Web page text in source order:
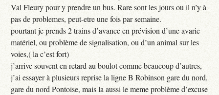
Val Fleury pour y prendre un bus. Rare sont les jours ou il n’y à
pas de problemes, peut-etre une fois par semaine.
pourtant je prends 2 trains d’avance en prévision d’une avarie
matériel, ou problème de signalisation, ou d’un animal sur les
voies,( la c’est fort)
j’arrive souvent en retard au boulot comme beaucoup d’autres,
j’ai essayer à plusieurs reprise la ligne B Robinson gare du nord,
gare du nord Pontoise, mais la aussi le meme problème d’excuse